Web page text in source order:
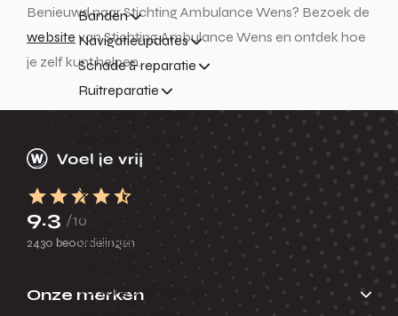
Banden
Navigatieupdates
Schade & reparatie
Ruitreparatie
Instructieboekjes
Menu
Garantie
Vervangend vervoer
Benieuwd naar Stichting Ambulance Wens? Bezoek de
website van Stichting Ambulance Wens en ontdek hoe
je zelf kunt helpen.
9.3 /10
2430 beoordelingen
Onze merken